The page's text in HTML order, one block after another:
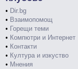
• Dir.bg
• Взаимопомощ
• Горещи теми
• Компютри и Интернет
• Контакти
• Култура и изкуство
• Мнения